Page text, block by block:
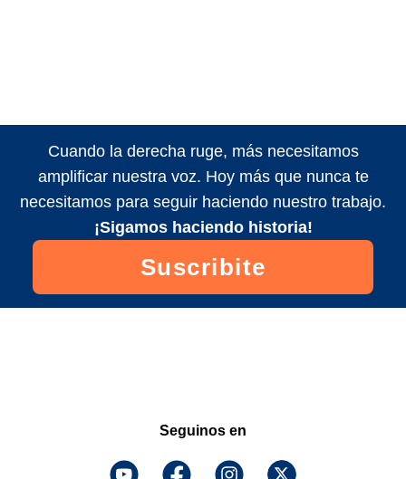
Cuando la derecha ruge, más necesitamos
amplificar nuestra voz. Hoy más que nunca te
necesitamos para seguir haciendo nuestro trabajo.
¡Sigamos haciendo historia!
Suscribite
Seguinos en